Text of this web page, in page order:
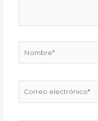
electrónico*